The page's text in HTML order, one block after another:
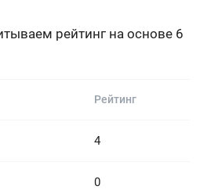
рейтинг на основе 6
Рейтинг
4
0